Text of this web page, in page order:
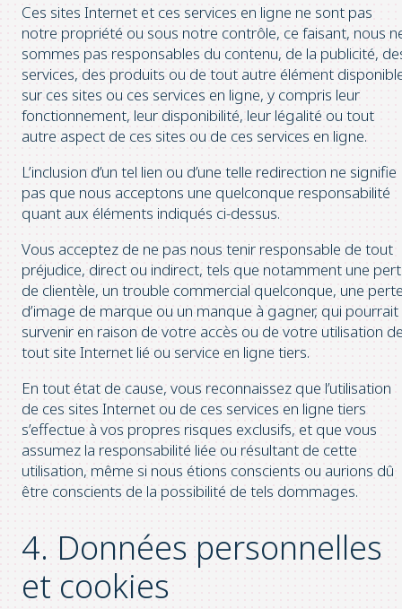
Ces sites Internet et ces services en ligne ne sont pas
notre propriété ou sous notre contrôle, ce faisant, nous
sommes pas responsables du contenu, de la publicité,
services, des produits ou de tout autre élément
sur ces sites ou ces services en ligne, y compris leur
fonctionnement, leur disponibilité, leur légalité ou tout
autre aspect de ces sites ou de ces services en ligne.
L’inclusion d’un tel lien ou d’une telle redirection ne signifie
pas que nous acceptons une quelconque responsabilité
quant aux éléments indiqués ci-dessus.
Vous acceptez de ne pas nous tenir responsable de tout
préjudice, direct ou indirect, tels que notamment une
de clientèle, un trouble commercial quelconque, une
d’image de marque ou un manque à gagner, qui pourrait
survenir en raison de votre accès ou de votre utilisation
tout site Internet lié ou service en ligne tiers.
En tout état de cause, vous reconnaissez que l’utilisation
de ces sites Internet ou de ces services en ligne tiers
s’effectue à vos propres risques exclusifs, et que vous
assumez la responsabilité liée ou résultant de cette
utilisation, même si nous étions conscients ou aurions dû
être conscients de la possibilité de tels dommages.
4. Données personnelles
et cookies